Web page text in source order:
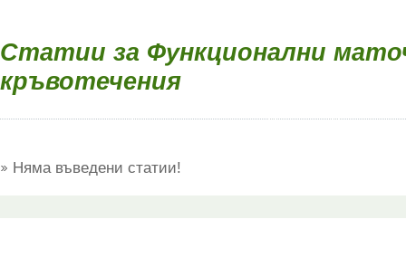
Статии за Функционални
кръвотечения
Няма въведени статии!